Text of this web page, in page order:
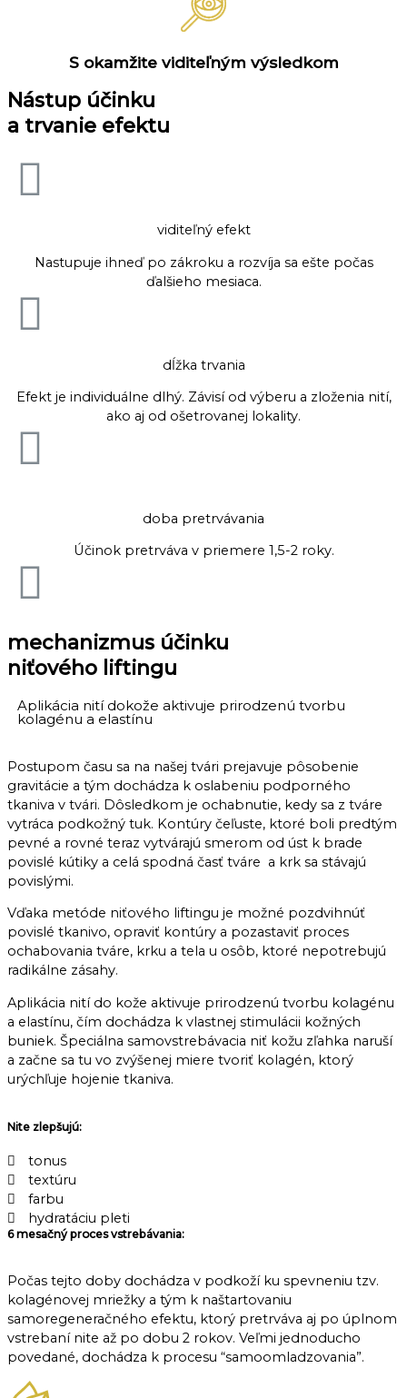
S okamžite viditeľným výsledkom
Nástup účinku
a trvanie efektu
viditeľný efekt
Nastupuje ihneď po zákroku a rozvíja sa ešte počas
ďalšieho mesiaca.
dĺžka trvania
Efekt je individuálne dlhý. Závisí od výberu a zloženia nití,
ako aj od ošetrovanej lokality.
doba pretrvávania
Účinok pretrváva v priemere 1,5-2 roky.
mechanizmus účinku
niťového liftingu
Aplikácia nití dokože aktivuje prirodzenú tvorbu
kolagénu a elastínu
Postupom času sa na našej tvári prejavuje pôsobenie
gravitácie a tým dochádza k oslabeniu podporného
tkaniva v tvári. Dôsledkom je ochabnutie, kedy sa z tváre
vytráca podkožný tuk. Kontúry čeľuste, ktoré boli predtým
pevné a rovné teraz vytvárajú smerom od úst k brade
povislé kútiky a celá spodná časť tváre a krk sa stávajú
povislými.
Vďaka metóde niťového liftingu je možné pozdvihnúť
povislé tkanivo, opraviť kontúry a pozastaviť proces
ochabovania tváre, krku a tela u osôb, ktoré nepotrebujú
radikálne zásahy.
Aplikácia nití do kože aktivuje prirodzenú tvorbu kolagénu
a elastínu, čím dochádza k vlastnej stimulácii kožných
buniek. Špeciálna samovstrebávacia niť kožu zľahka naruší
a začne sa tu vo zvýšenej miere tvoriť kolagén, ktorý
urýchľuje hojenie tkaniva.
Nite zlepšujú:
tonus
textúru
farbu
hydratáciu pleti
6 mesačný proces vstrebávania:
Počas tejto doby dochádza v podkoží ku spevneniu tzv.
kolagénovej mriežky a tým k naštartovaniu
samoregeneračného efektu, ktorý pretrváva aj po úplnom
vstrebaní nite až po dobu 2 rokov. Veľmi jednoducho
povedané, dochádza k procesu “samoomladzovania”.